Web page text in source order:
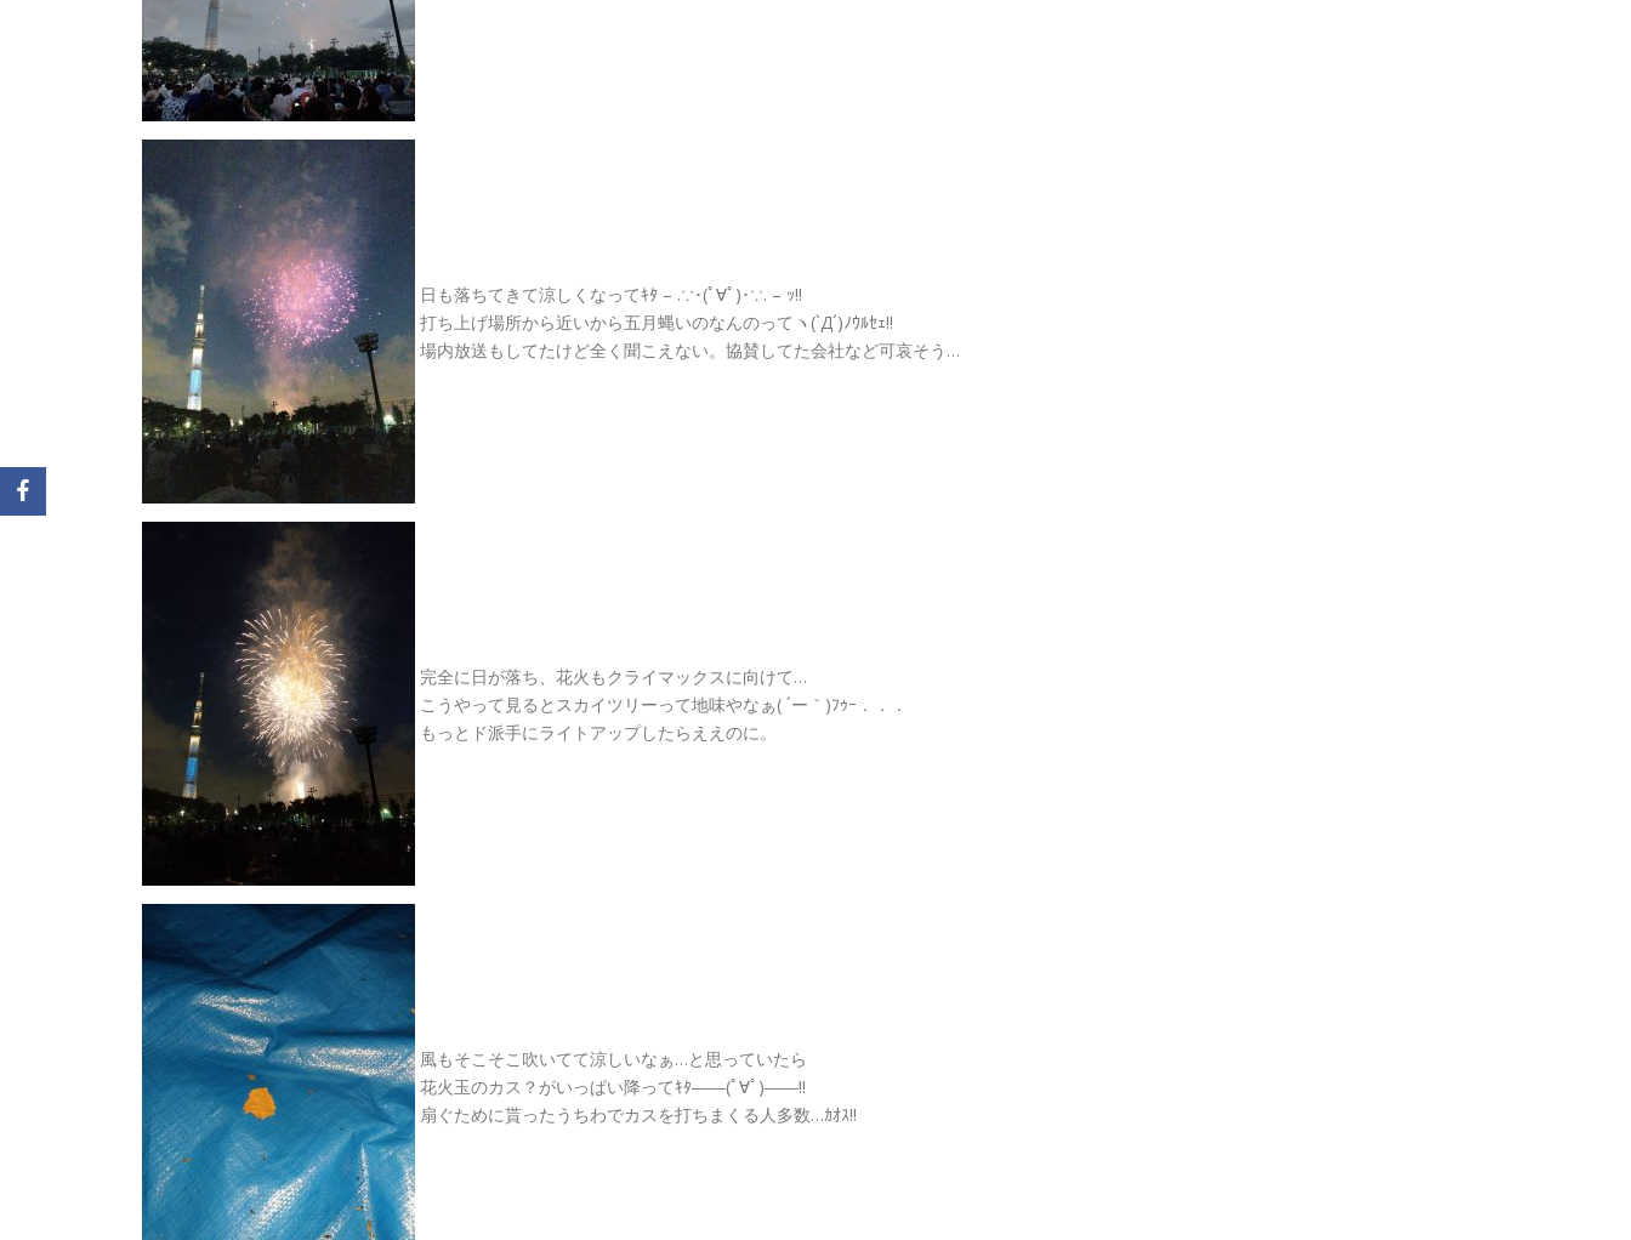
日も落ちてきて涼しくなってｷﾀ – .∵･(ﾟ∀ﾟ)･∵. – ｯ!!
打ち上げ場所から近いから五月蝿いのなんのってヽ(`Д´)ﾉｳﾙｾｪ!!
場内放送もしてたけど全く聞こえない。協賛してた会社など可哀そう…
完全に日が落ち、花火もクライマックスに向けて…
こうやって見るとスカイツリーって地味やなぁ( ´ー｀)ﾌｩｰ．．．
もっとド派手にライトアップしたらええのに。
風もそこそこ吹いてて涼しいなぁ…と思っていたら
花火玉のカス？がいっぱい降ってｷﾀ――(ﾟ∀ﾟ)――!!
扇ぐために貰ったうちわでカスを打ちまくる人多数…ｶｵｽ!!